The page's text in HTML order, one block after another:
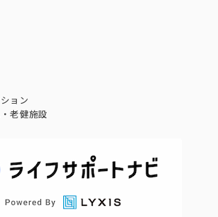
ョン
老健施設